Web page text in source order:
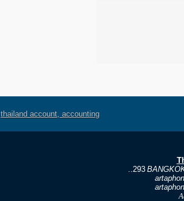
thailand account, accounting
..293